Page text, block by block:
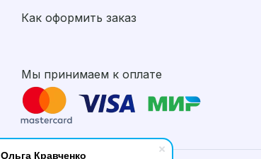
Ольга Кравченко
Как оформить заказ
Мы принимаем к оплате